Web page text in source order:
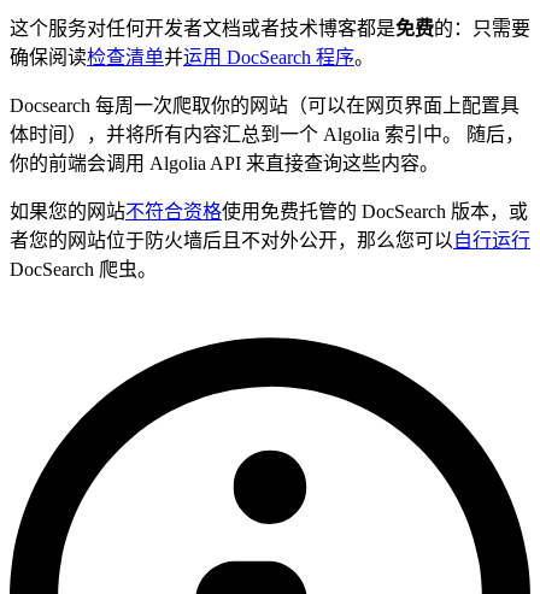
这个服务对任何开发者文档或者技术博客都是免费的：只需要
确保阅读检查清单并运用 DocSearch 程序。
Docsearch 每周一次爬取你的网站（可以在网页界面上配置具
体时间），并将所有内容汇总到一个 Algolia 索引中。 随后，
你的前端会调用 Algolia API 来直接查询这些内容。
如果您的网站不符合资格使用免费托管的 DocSearch 版本，或
者您的网站位于防火墙后且不对外公开，那么您可以 自行运行
DocSearch 爬虫。